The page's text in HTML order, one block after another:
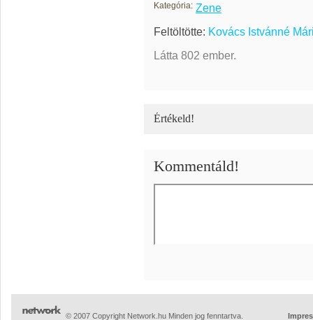
Kategória: Zene
Feltöltötte: Kovács Istvánné
Látta 802 ember.
Értékeld!
Kommentáld!
© 2007 Copyright Network.hu Minden jog fenntartva.